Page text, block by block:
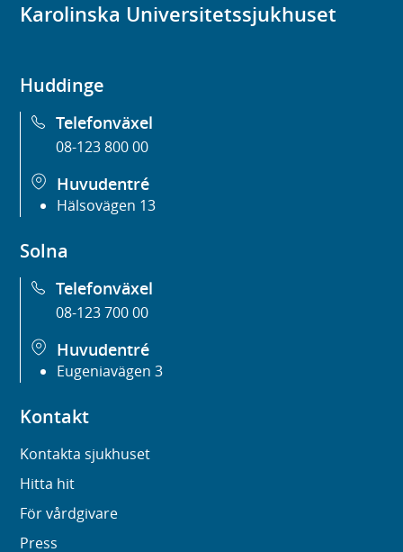
Karolinska Universitetssjukhuset
Huddinge
Telefonväxel
08-123 800 00
Huvudentré
Hälsovägen 13
Solna
Telefonväxel
08-123 700 00
Huvudentré
Eugeniavägen 3
Kontakt
Kontakta sjukhuset
Hitta hit
För vårdgivare
Press